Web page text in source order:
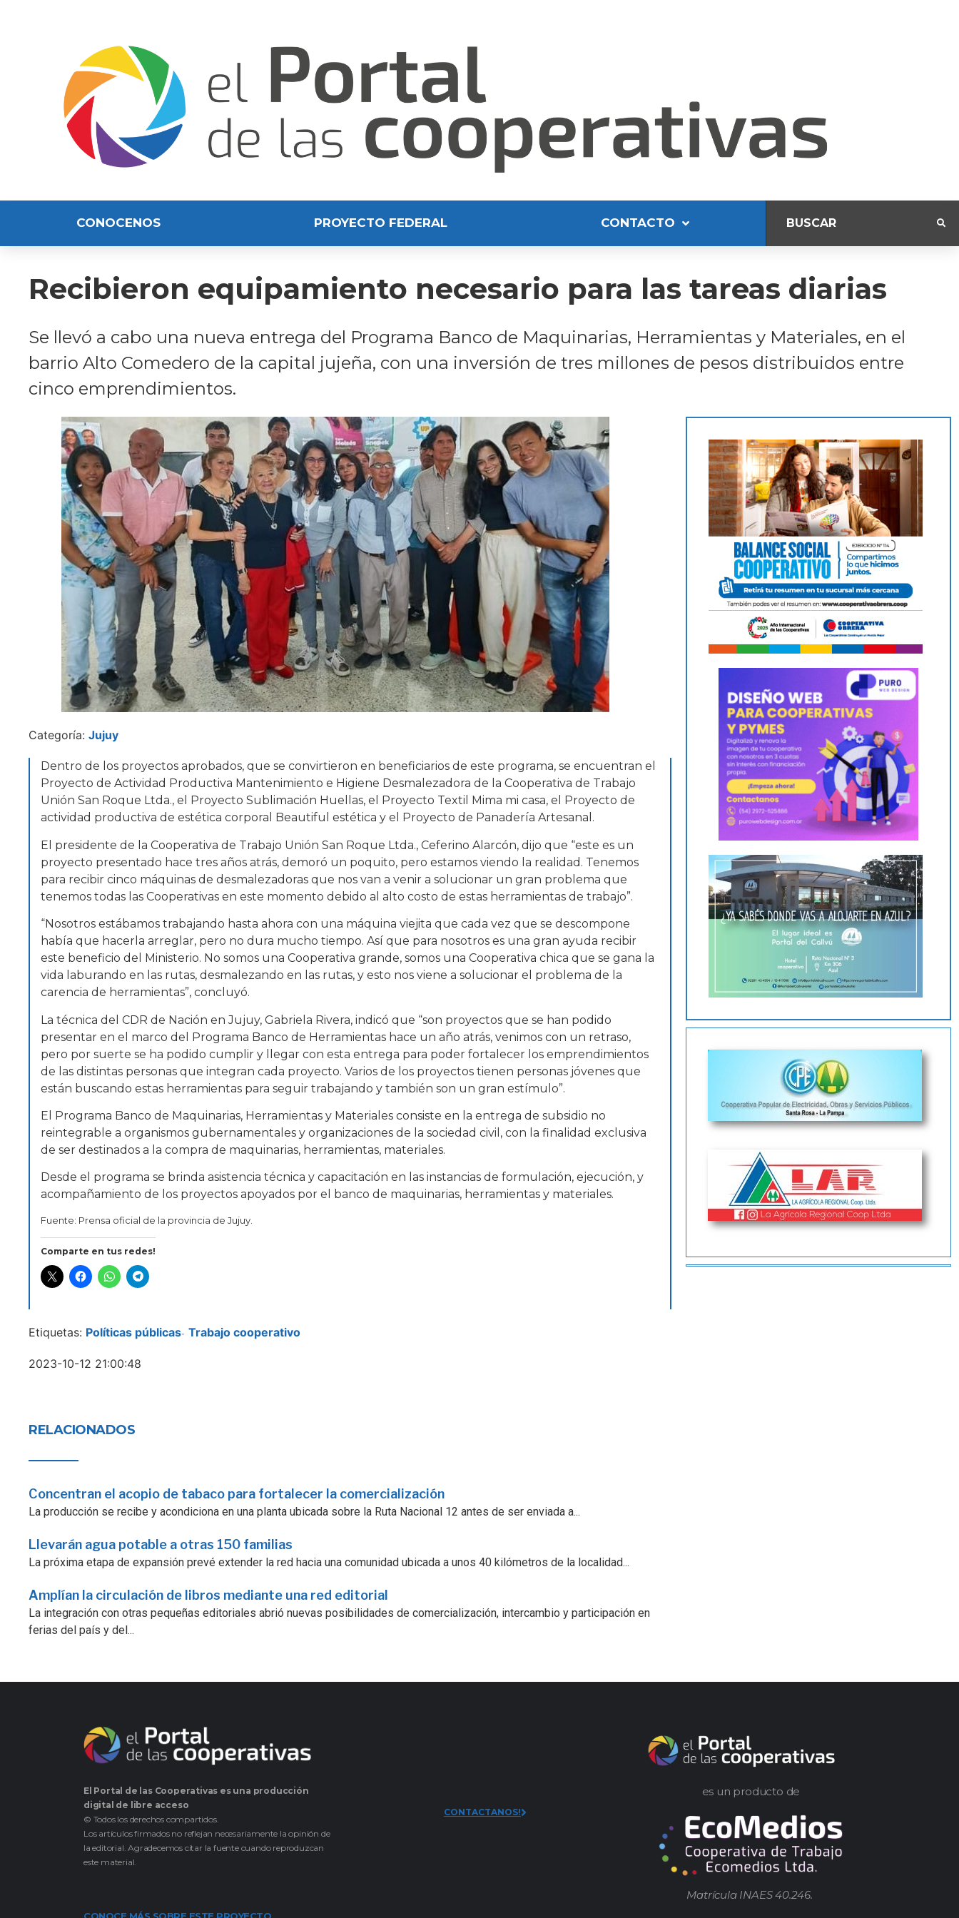
CONOCENOS PROYECTO FEDERAL CONTACTO
Recibieron equipamiento necesario para las tareas diarias
Se llevó a cabo una nueva entrega del Programa Banco de Maquinarias, Herramientas y Materiales, en el
barrio Alto Comedero de la capital jujeña, con una inversión de tres millones de pesos distribuidos entre
cinco emprendimientos.
Categoría: Jujuy
Dentro de los proyectos aprobados, que se convirtieron en beneficiarios de este programa, se encuentran el
Proyecto de Actividad Productiva Mantenimiento e Higiene Desmalezadora de la Cooperativa de Trabajo
Unión San Roque Ltda., el Proyecto Sublimación Huellas, el Proyecto Textil Mima mi casa, el Proyecto de
actividad productiva de estética corporal Beautiful estética y el Proyecto de Panadería Artesanal.
El presidente de la Cooperativa de Trabajo Unión San Roque Ltda., Ceferino Alarcón, dijo que “este es un
proyecto presentado hace tres años atrás, demoró un poquito, pero estamos viendo la realidad. Tenemos
para recibir cinco máquinas de desmalezadoras que nos van a venir a solucionar un gran problema que
tenemos todas las Cooperativas en este momento debido al alto costo de estas herramientas de trabajo”.
“Nosotros estábamos trabajando hasta ahora con una máquina viejita que cada vez que se descompone
había que hacerla arreglar, pero no dura mucho tiempo. Así que para nosotros es una gran ayuda recibir
este beneficio del Ministerio. No somos una Cooperativa grande, somos una Cooperativa chica que se gana la
vida laburando en las rutas, desmalezando en las rutas, y esto nos viene a solucionar el problema de la
carencia de herramientas”, concluyó.
La técnica del CDR de Nación en Jujuy, Gabriela Rivera, indicó que “son proyectos que se han podido
presentar en el marco del Programa Banco de Herramientas hace un año atrás, venimos con un retraso,
pero por suerte se ha podido cumplir y llegar con esta entrega para poder fortalecer los emprendimientos
de las distintas personas que integran cada proyecto. Varios de los proyectos tienen personas jóvenes que
están buscando estas herramientas para seguir trabajando y también son un gran estímulo”.
El Programa Banco de Maquinarias, Herramientas y Materiales consiste en la entrega de subsidio no
reintegrable a organismos gubernamentales y organizaciones de la sociedad civil, con la finalidad exclusiva
de ser destinados a la compra de maquinarias, herramientas, materiales.
Desde el programa se brinda asistencia técnica y capacitación en las instancias de formulación, ejecución, y
acompañamiento de los proyectos apoyados por el banco de maquinarias, herramientas y materiales.
Fuente: Prensa oficial de la provincia de Jujuy.
Comparte en tus redes!
Etiquetas: Políticas públicas- Trabajo cooperativo
2023-10-12 21:00:48
RELACIONADOS
Concentran el acopio de tabaco para fortalecer la comercialización
La producción se recibe y acondiciona en una planta ubicada sobre la Ruta Nacional 12 antes de ser enviada a...
Llevarán agua potable a otras 150 familias
La próxima etapa de expansión prevé extender la red hacia una comunidad ubicada a unos 40 kilómetros de la localidad...
Amplían la circulación de libros mediante una red editorial
La integración con otras pequeñas editoriales abrió nuevas posibilidades de comercialización, intercambio y participación en
ferias del país y del...
El Portal de las Cooperativas es una producción
digital de libre acceso
© Todos los derechos compartidos.
Los artículos firmados no reflejan necesariamente la opinión de
la editorial. Agradecemos citar la fuente cuando reproduzcan
este material.
CONTACTANOS!
es un producto de
Matrícula INAES 40.246.